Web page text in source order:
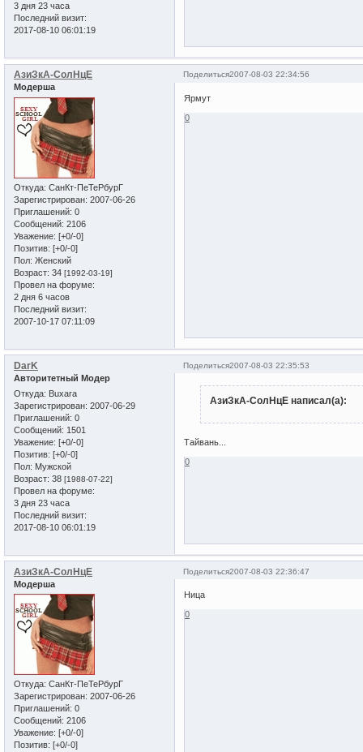
3 дня 23 часа
Последний визит:
2017-08-10 06:01:19
Поделиться2007-08-03 22:34:56
АзиЗкА-СолНцЕ
Модерша
Откуда: СанКт-ПеТеРбурГ
Зарегистрирован: 2007-06-26
Приглашений: 0
Сообщений: 2106
Уважение: [+0/-0]
Позитив: [+0/-0]
Пол: Женский
Возраст: 34 [1992-03-19]
Провел на форуме:
2 дня 6 часов
Последний визит:
2007-10-17 07:11:09
Ярмут
0
Поделиться2007-08-03 22:35:53
DarK
Авторитетный Модер
Откуда: Buxara
Зарегистрирован: 2007-06-29
Приглашений: 0
Сообщений: 1501
Уважение: [+0/-0]
Позитив: [+0/-0]
Пол: Мужской
Возраст: 38 [1988-07-22]
Провел на форуме:
3 дня 23 часа
Последний визит:
2017-08-10 06:01:19
АзиЗкА-СолНцЕ написал(а):
Тайвань...
0
Поделиться2007-08-03 22:36:47
АзиЗкА-СолНцЕ
Модерша
Откуда: СанКт-ПеТеРбурГ
Зарегистрирован: 2007-06-26
Приглашений: 0
Сообщений: 2106
Уважение: [+0/-0]
Позитив: [+0/-0]
Ница
0